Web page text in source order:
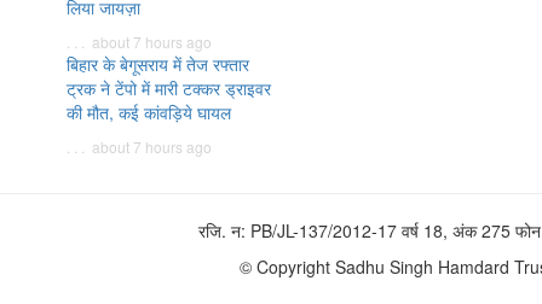
लिया जायज़ा
. . . about 7 hours ago
बिहार के बेगूसराय में तेज रफ्तार
ट्रक ने टेंपो में मारी टक्कर ड्राइवर
की मौत, कई कांवड़िये घायल
. . . about 7 hours ago
रजि. न: PB/JL-137/2012-17 वर्ष 18, अंक 275
© Copyright Sadhu Singh Hamdard